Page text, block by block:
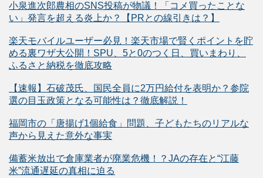
小泉進次郎農相のSNS投稿が物議！「コメ買ったことな
い」発言を超える炎上か？【PRとの線引きは？】
楽天モバイルユーザー必見！楽天市場で賢くポイントを貯
める裏ワザ大公開！SPU、5と0のつく日、買いまわり、
ふるさと納税を徹底攻略
【速報】石破茂氏、国民全員に2万円給付を表明か？参院
選の目玉政策となる可能性は？徹底解説！
福岡市の「唐揚げ1個給食」問題、子どもたちのリアルな
声から見えた意外な事実
備蓄米放出で倉庫業者が廃業危機！？JAの存在と“江藤
米”流通遅延の真相に迫る